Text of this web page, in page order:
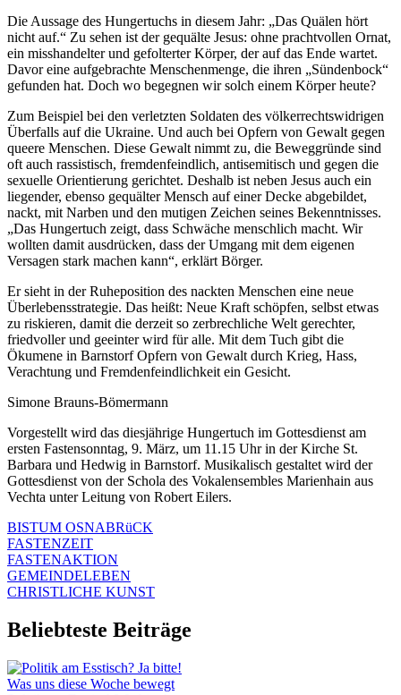
Die Aussage des Hungertuchs in diesem Jahr: „Das Quälen hört
nicht auf.“ Zu sehen ist der gequälte Jesus: ohne prachtvollen Ornat,
ein misshandelter und gefolterter Körper, der auf das Ende wartet.
Davor eine aufgebrachte Menschenmenge, die ihren „Sündenbock“
gefunden hat. Doch wo begegnen wir solch einem Körper heute?
Zum Beispiel bei den verletzten Soldaten des völkerrechtswidrigen
Überfalls auf die Ukraine. Und auch bei Opfern von Gewalt gegen
queere Menschen. Diese Gewalt nimmt zu, die Beweggründe sind
oft auch rassistisch, fremdenfeindlich, antisemitisch und gegen die
sexuelle Orientierung gerichtet. Deshalb ist neben Jesus auch ein
liegender, ebenso gequälter Mensch auf einer Decke abgebildet,
nackt, mit Narben und den mutigen Zeichen seines Bekenntnisses.
„Das Hungertuch zeigt, dass Schwäche menschlich macht. Wir
wollten damit ausdrücken, dass der Umgang mit dem eigenen
Versagen stark machen kann“, erklärt Börger.
Er sieht in der Ruheposition des nackten Menschen eine neue
Überlebensstrategie. Das heißt: Neue Kraft schöpfen, selbst etwas
zu riskieren, damit die derzeit so zerbrechliche Welt gerechter,
friedvoller und geeinter wird für alle. Mit dem Tuch gibt die
Ökumene in Barnstorf Opfern von Gewalt durch Krieg, Hass,
Verachtung und Fremdenfeindlichkeit ein Gesicht.
Simone Brauns-Bömermann
Vorgestellt wird das diesjährige Hungertuch im Gottesdienst am
ersten Fastensonntag, 9. März, um 11.15 Uhr in der Kirche St.
Barbara und Hedwig in Barnstorf. Musikalisch gestaltet wird der
Gottesdienst von der Schola des Vokalensembles Marienhain aus
Vechta unter Leitung von Robert Eilers.
BISTUM OSNABRüCK
FASTENZEIT
FASTENAKTION
GEMEINDELEBEN
CHRISTLICHE KUNST
Beliebteste Beiträge
Was uns diese Woche bewegt